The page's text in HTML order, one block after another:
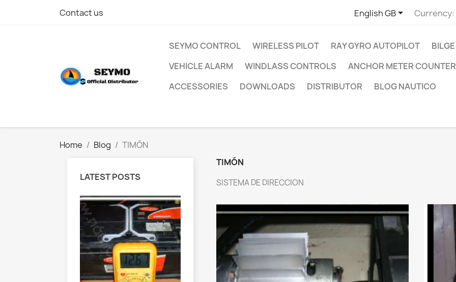
Contact us English GB Currency:
SEYMO CONTROL WIRELESS PILOT RAY GYRO AUTOPILOT
VEHICLE ALARM
WINDLASS CONTROLS ANCHOR METER COUNTER
ACCESSORIES
DOWNLOADS DISTRIBUTOR BLOG NAUTICO
Home Blog TIMÓN
LATEST POSTS
TIMÓN
SISTEMA DE DIRECCION